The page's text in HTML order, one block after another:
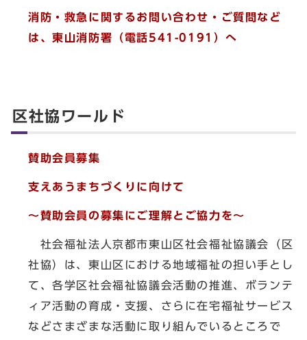
消防・救急に関するお問い合わせ・ご質問など
は、東山消防署（電話541-0191）へ
区社協ワールド
賛助会員募集
支えあうまちづくりに向けて
～賛助会員の募集にご理解とご協力を～
社会福祉法人京都市東山区社会福祉協議会（区
社協）は、東山区における地域福祉の担い手とし
て、各学区社会福祉協議会活動の推進、ボランテ
ィア活動の育成・支援、さらに在宅福祉サービス
などさまざまな活動に取り組んでいるところで